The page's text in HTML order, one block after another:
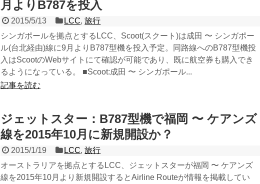
月よりB787を投入
2015/5/13 LCC,旅行
シンガポールを拠点とするLCC、Scoot(スクート)は成田 〜 シンガポー
ル(台北経由)線に9月よりB787型機を投入予定。同路線へのB787型機投
入はScootのWebサイトにて確認が可能であり、既に航空券も購入でき
るようになっている。 ■Scoot:成田 〜 シンガポール...
記事を読む
ジェットスター：B787型機で福岡 〜 ケアンズ
線を2015年10月に新規開設か？
2015/1/19 LCC,旅行
オーストラリアを拠点とするLCC、ジェットスターが福岡 〜 ケアンズ
線を2015年10月より新規開設するとAirline Routeが情報を掲載してい